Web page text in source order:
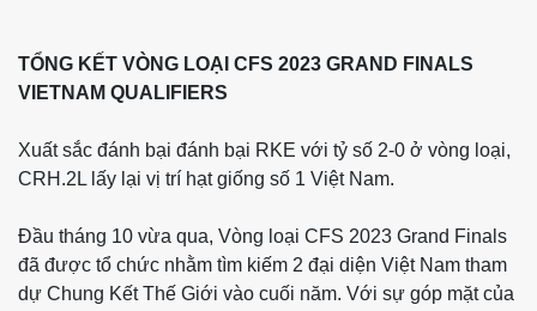
TỔNG KẾT VÒNG LOẠI CFS 2023 GRAND FINALS
VIETNAM QUALIFIERS
Xuất sắc đánh bại đánh bại RKE với tỷ số 2-0 ở vòng loại,
CRH.2L lấy lại vị trí hạt giống số 1 Việt Nam.
Đầu tháng 10 vừa qua, Vòng loại CFS 2023 Grand Finals
đã được tổ chức nhằm tìm kiếm 2 đại diện Việt Nam tham
dự Chung Kết Thế Giới vào cuối năm. Với sự góp mặt của